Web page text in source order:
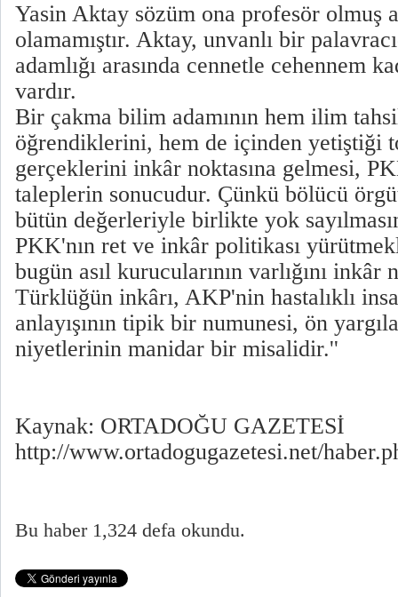
Yasin Aktay sözüm ona profesör olmuş
olamamıştır. Aktay, unvanlı bir
adamlığı arasında cennetle cehennem
vardır.
Bir çakma bilim adamının hem ilim
öğrendiklerini, hem de içinden yetiştiği
gerçeklerini inkâr noktasına gelmesi,
taleplerin sonucudur. Çünkü bölücü
bütün değerleriyle birlikte yok
PKK'nın ret ve inkâr politikası
bugün asıl kurucularının varlığını
Türklüğün inkârı, AKP'nin hastalıklı
anlayışının tipik bir numunesi, ön
niyetlerinin manidar bir misalidir.''
Kaynak: ORTADOĞU GAZETESİ
http://www.ortadogugazetesi.net/
Bu haber 1,324 defa okundu.